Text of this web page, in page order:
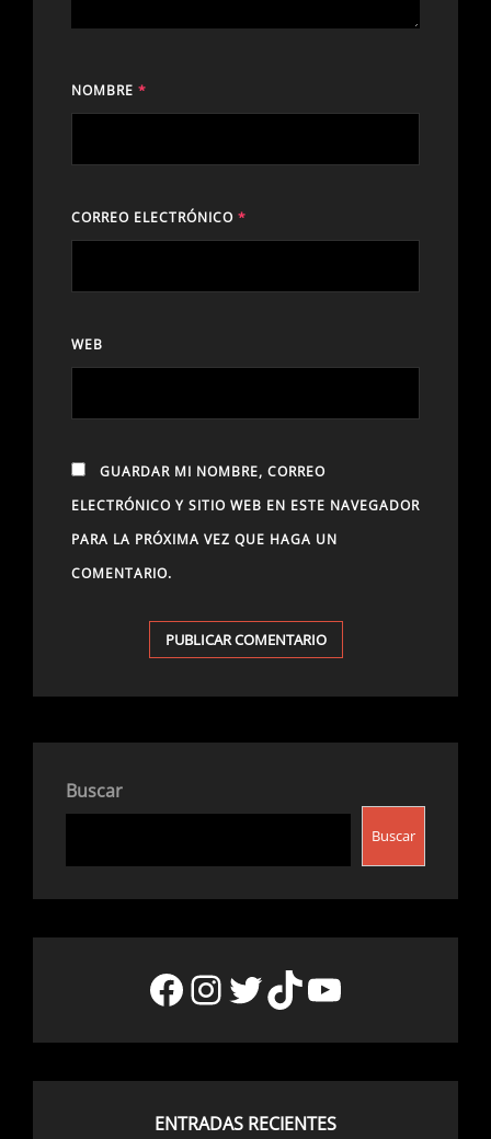
NOMBRE *
CORREO ELECTRÓNICO *
WEB
GUARDAR MI NOMBRE, CORREO
ELECTRÓNICO Y SITIO WEB EN ESTE NAVEGADOR
PARA LA PRÓXIMA VEZ QUE HAGA UN
COMENTARIO.
Buscar
Buscar
Facebook
Instagram
Twitter
TikTok
YouTube
ENTRADAS RECIENTES